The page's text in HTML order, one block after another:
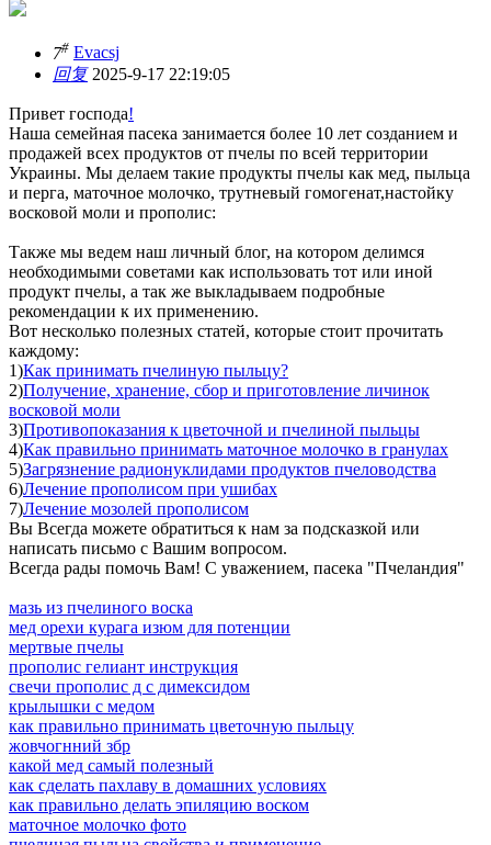
7# Evacsj
回复2025-9-17 22:19:05
Привет господа!
Наша семейная пасека занимается более 10 лет созданием и
продажей всех продуктов от пчелы по всей территории
Украины. Мы делаем такие продукты пчелы как мед, пыльца
и перга, маточное молочко, трутневый гомогенат,настойку
восковой моли и прополис:
Также мы ведем наш личный блог, на котором делимся
необходимыми советами как использовать тот или иной
продукт пчелы, а так же выкладываем подробные
рекомендации к их применению.
Вот несколько полезных статей, которые стоит прочитать
каждому:
1)Как принимать пчелиную пыльцу?
2)Получение, хранение, сбор и приготовление личинок
восковой моли
3)Противопоказания к цветочной и пчелиной пыльцы
4)Как правильно принимать маточное молочко в гранулах
5)Загрязнение радионуклидами продуктов пчеловодства
6)Лечение прополисом при ушибах
7)Лечение мозолей прополисом
Вы Всегда можете обратиться к нам за подсказкой или
написать письмо с Вашим вопросом.
Всегда рады помочь Вам! С уважением, пасека "Пчеландия"
мазь из пчелиного воска
мед орехи курага изюм для потенции
мертвые пчелы
прополис гелиант инструкция
свечи прополис д с димексидом
крылышки с медом
как правильно принимать цветочную пыльцу
жовчогнний збр
какой мед самый полезный
как сделать пахлаву в домашних условиях
как правильно делать эпиляцию воском
маточное молочко фото